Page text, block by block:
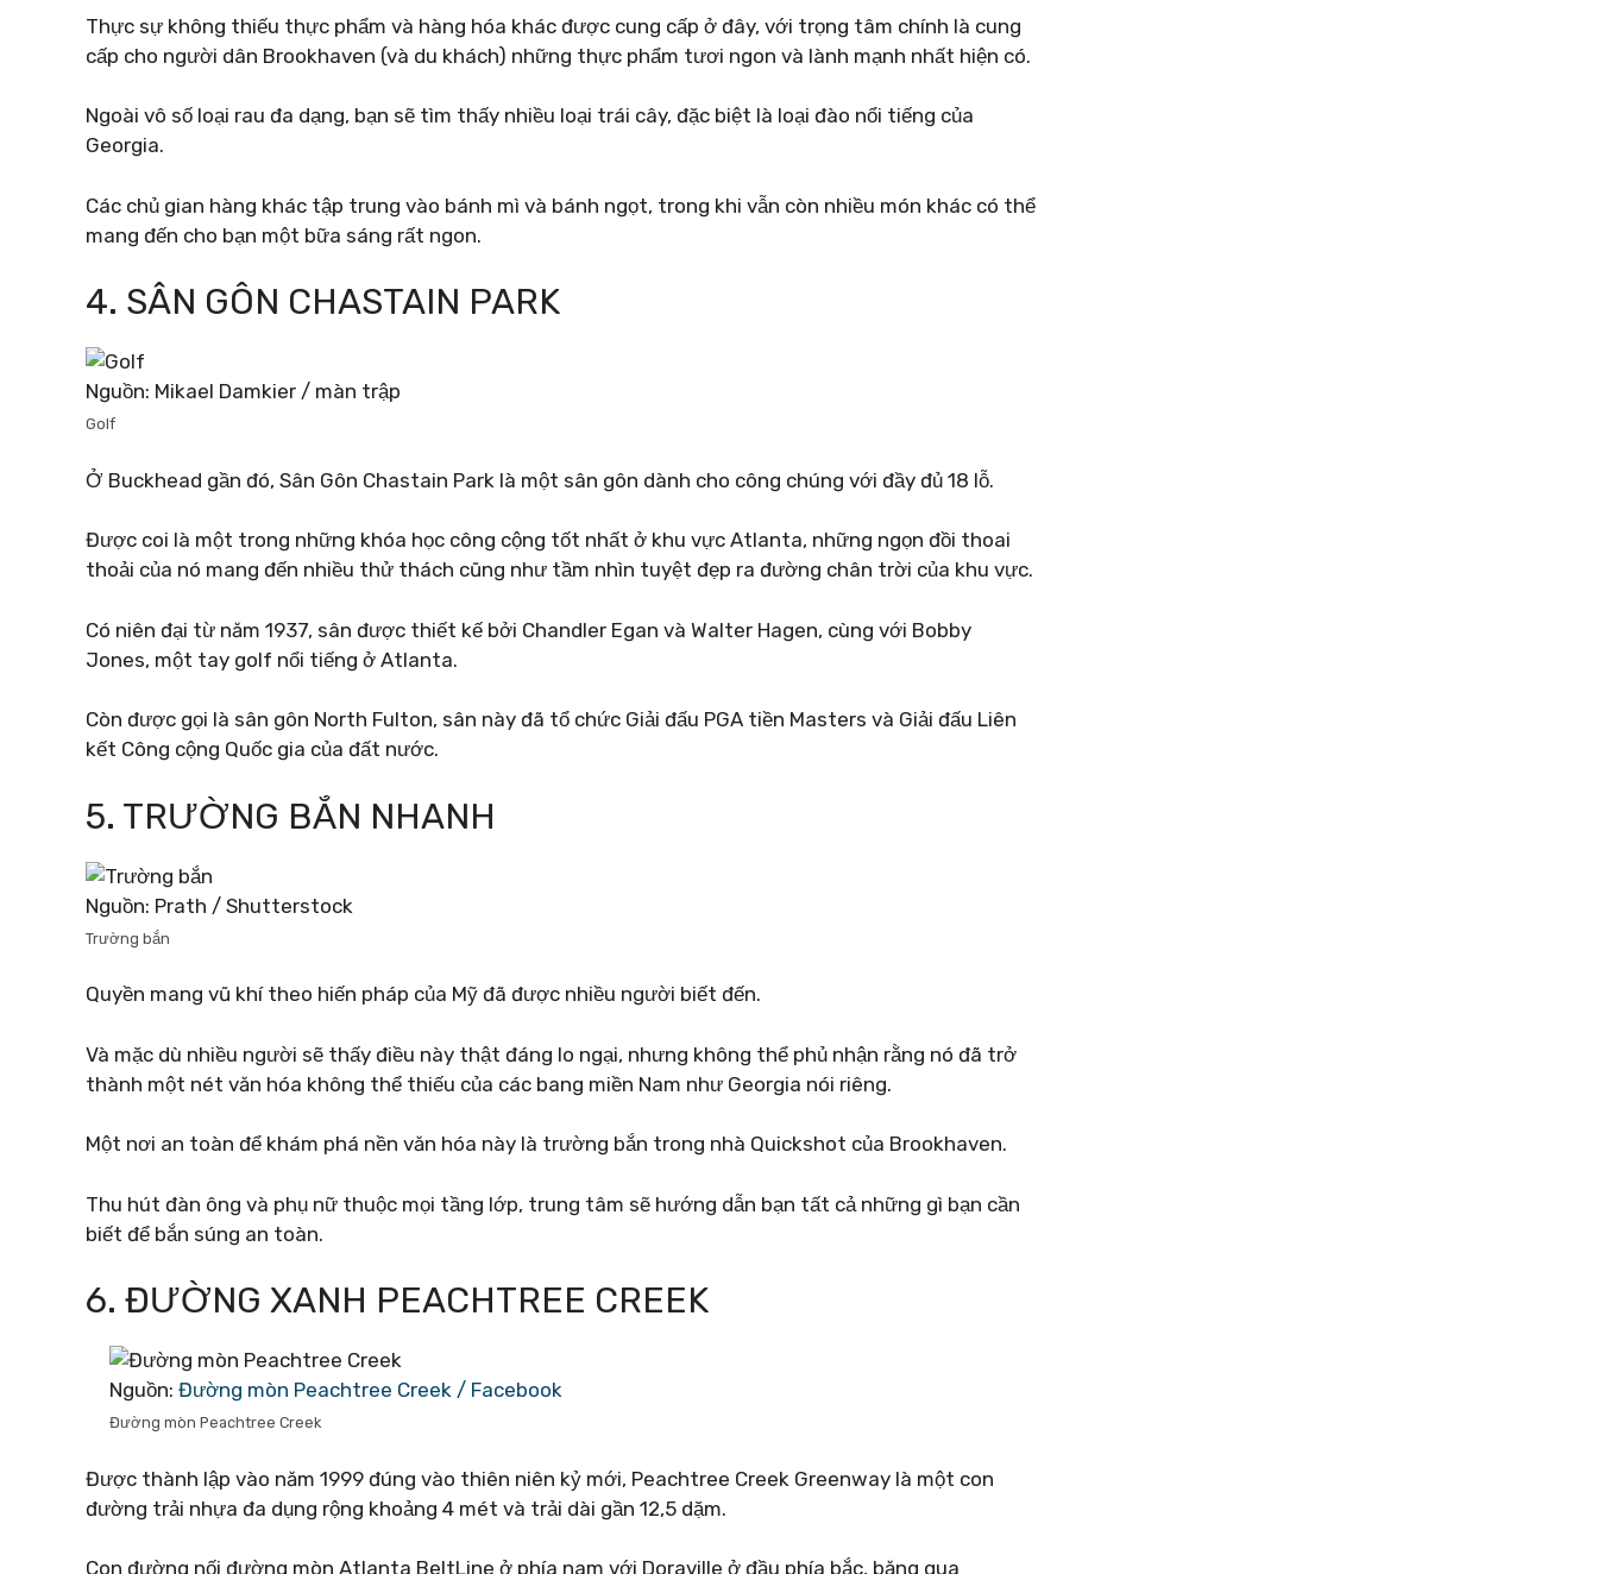
Thực sự không thiếu thực phẩm và hàng hóa khác được cung cấp ở đây, với trọng tâm chính là cung
cấp cho người dân Brookhaven (và du khách) những thực phẩm tươi ngon và lành mạnh nhất hiện có.
Ngoài vô số loại rau đa dạng, bạn sẽ tìm thấy nhiều loại trái cây, đặc biệt là loại đào nổi tiếng của
Georgia.
Các chủ gian hàng khác tập trung vào bánh mì và bánh ngọt, trong khi vẫn còn nhiều món khác có thể
mang đến cho bạn một bữa sáng rất ngon.
4. SÂN GÔN CHASTAIN PARK
Nguồn: Mikael Damkier / màn trập
Golf
Ở Buckhead gần đó, Sân Gôn Chastain Park là một sân gôn dành cho công chúng với đầy đủ 18 lỗ.
Được coi là một trong những khóa học công cộng tốt nhất ở khu vực Atlanta, những ngọn đồi thoai
thoải của nó mang đến nhiều thử thách cũng như tầm nhìn tuyệt đẹp ra đường chân trời của khu vực.
Có niên đại từ năm 1937, sân được thiết kế bởi Chandler Egan và Walter Hagen, cùng với Bobby
Jones, một tay golf nổi tiếng ở Atlanta.
Còn được gọi là sân gôn North Fulton, sân này đã tổ chức Giải đấu PGA tiền Masters và Giải đấu Liên
kết Công cộng Quốc gia của đất nước.
5. TRƯỜNG BẮN NHANH
Nguồn: Prath / Shutterstock
Trường bắn
Quyền mang vũ khí theo hiến pháp của Mỹ đã được nhiều người biết đến.
Và mặc dù nhiều người sẽ thấy điều này thật đáng lo ngại, nhưng không thể phủ nhận rằng nó đã trở
thành một nét văn hóa không thể thiếu của các bang miền Nam như Georgia nói riêng.
Một nơi an toàn để khám phá nền văn hóa này là trường bắn trong nhà Quickshot của Brookhaven.
Thu hút đàn ông và phụ nữ thuộc mọi tầng lớp, trung tâm sẽ hướng dẫn bạn tất cả những gì bạn cần
biết để bắn súng an toàn.
6. ĐƯỜNG XANH PEACHTREE CREEK
Nguồn: Đường mòn Peachtree Creek / Facebook
Đường mòn Peachtree Creek
Được thành lập vào năm 1999 đúng vào thiên niên kỷ mới, Peachtree Creek Greenway là một con
đường trải nhựa đa dụng rộng khoảng 4 mét và trải dài gần 12,5 dặm.
Con đường nối đường mòn Atlanta BeltLine ở phía nam với Doraville ở đầu phía bắc, băng qua